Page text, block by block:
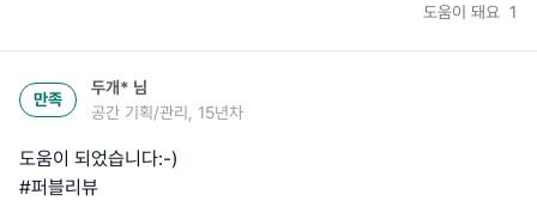
도움이 돼요 1
만족
두개* 님
공간 기획/관리, 15년차
도움이 되었습니다:-)
#퍼블리뷰